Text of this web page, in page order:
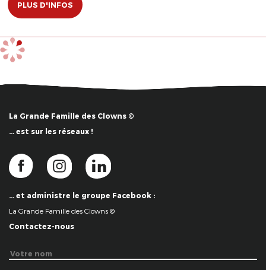
PLUS D'INFOS
La Grande Famille des Clowns ©
… est sur les réseaux !
… et administre le groupe Facebook :
La Grande Famille des Clowns ©
Contactez-nous